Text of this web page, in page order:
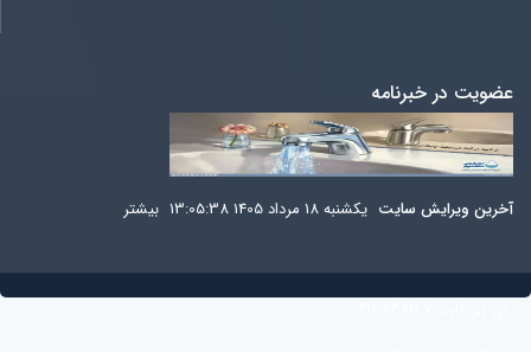
عضویت در خبرنامه
آخرين ويرايش سایت یکشنبه 18 مرداد 1405 13:05:38 بيشتر